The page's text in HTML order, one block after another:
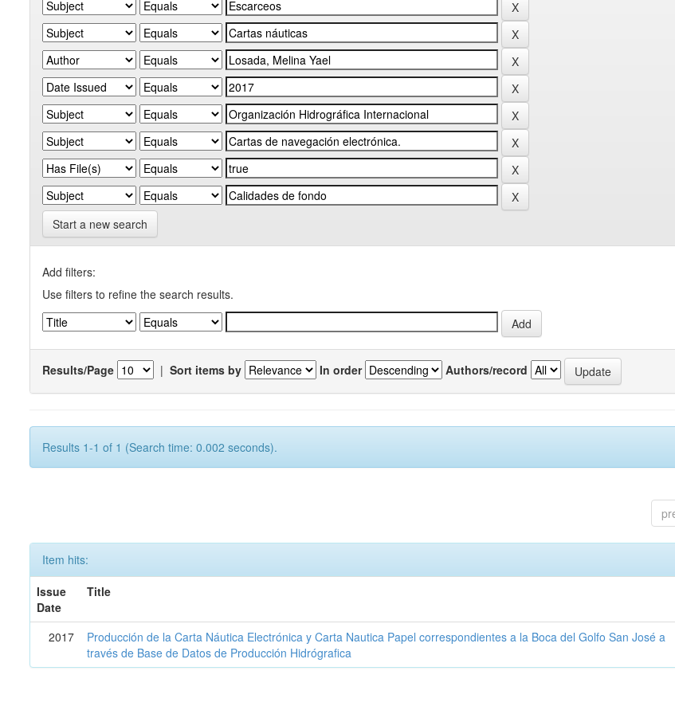
Start a new search
Add filters:
Use filters to refine the search results.
Results/Page | Sort items by In order Authors/record
Results 1-1 of 1 (Search time: 0.002 seconds).
Item hits:
Issue
Date
Title
2017
Producción de la Carta Náutica Electrónica y Carta Nautica Papel correspondientes a la Boca del Golfo San José a
través de Base de Datos de Producción Hidrógrafica